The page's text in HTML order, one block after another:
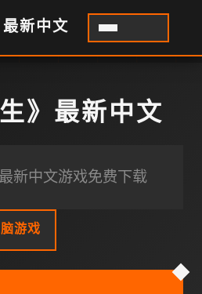
最新中文
》最新中文
新中文游戏免费下载
游戏